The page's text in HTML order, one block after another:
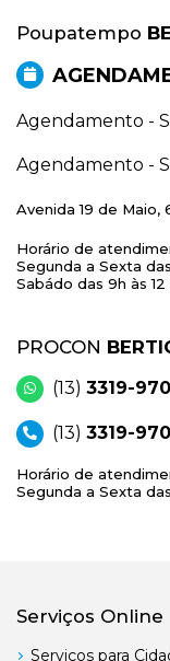
Poupatempo
Agendamento -
Agendamento -
Avenida 19 de Maio,
Horário de
Segunda a Sexta
Sabádo das 9h às 12
PROCON
(13) 3319-
(13) 3319-
Horário de
Segunda a Sexta
Serviços Online
Serviços para